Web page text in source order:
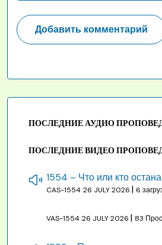
ПОСЛЕДНИЕ АУДИО
ПОСЛЕДНИЕ ВИДЕО
CAS-1554 26 JULY 2026 | 6
VAS-1554 26 JULY 2026 | 83